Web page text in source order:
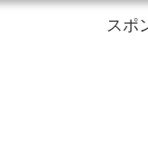
スポ